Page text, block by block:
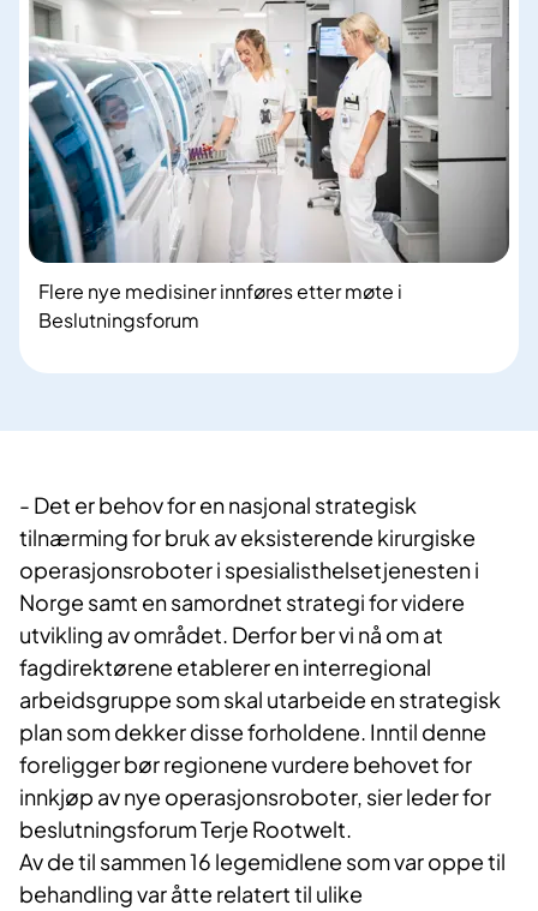
Flere nye medisiner innføres etter møte i
Beslutningsforum
- Det er behov for en nasjonal strategisk
tilnærming for bruk av eksisterende kirurgiske
operasjonsroboter i spesialisthelsetjenesten i
Norge samt en samordnet strategi for videre
utvikling av området. Derfor ber vi nå om at
fagdirektørene etablerer en interregional
arbeidsgruppe som skal utarbeide en strategisk
plan som dekker disse forholdene. Inntil denne
foreligger bør regionene vurdere behovet for
innkjøp av nye operasjonsroboter, sier leder for
beslutningsforum Terje Rootwelt.
Av de til sammen 16 legemidlene som var oppe til
behandling var åtte relatert til ulike